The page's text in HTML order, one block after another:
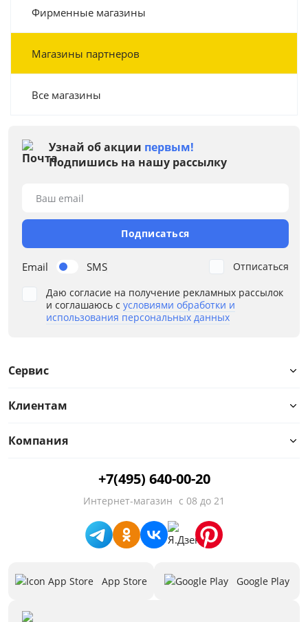
Фирменные магазины
Магазины партнеров
Все магазины
Узнай об акции первым!
Подпишись на нашу рассылку
Email SMS
Ваш email
Подписаться
Даю согласие на получение рекламных рассылок
и соглашаюсь с условиями обработки и
использования персональных данных
Отписаться
Сервис
Клиентам
Компания
+7(495) 640-00-20
Интернет-магазин с 08 до 21
App Store Google Play